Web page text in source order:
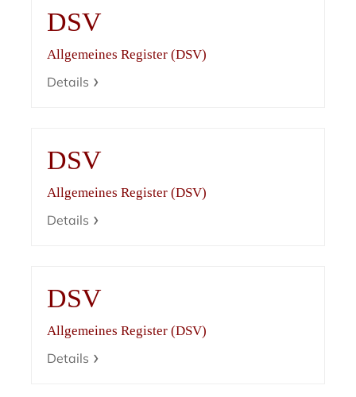
DSV
Allgemeines Register (DSV)
Details
DSV
Allgemeines Register (DSV)
Details
DSV
Allgemeines Register (DSV)
Details